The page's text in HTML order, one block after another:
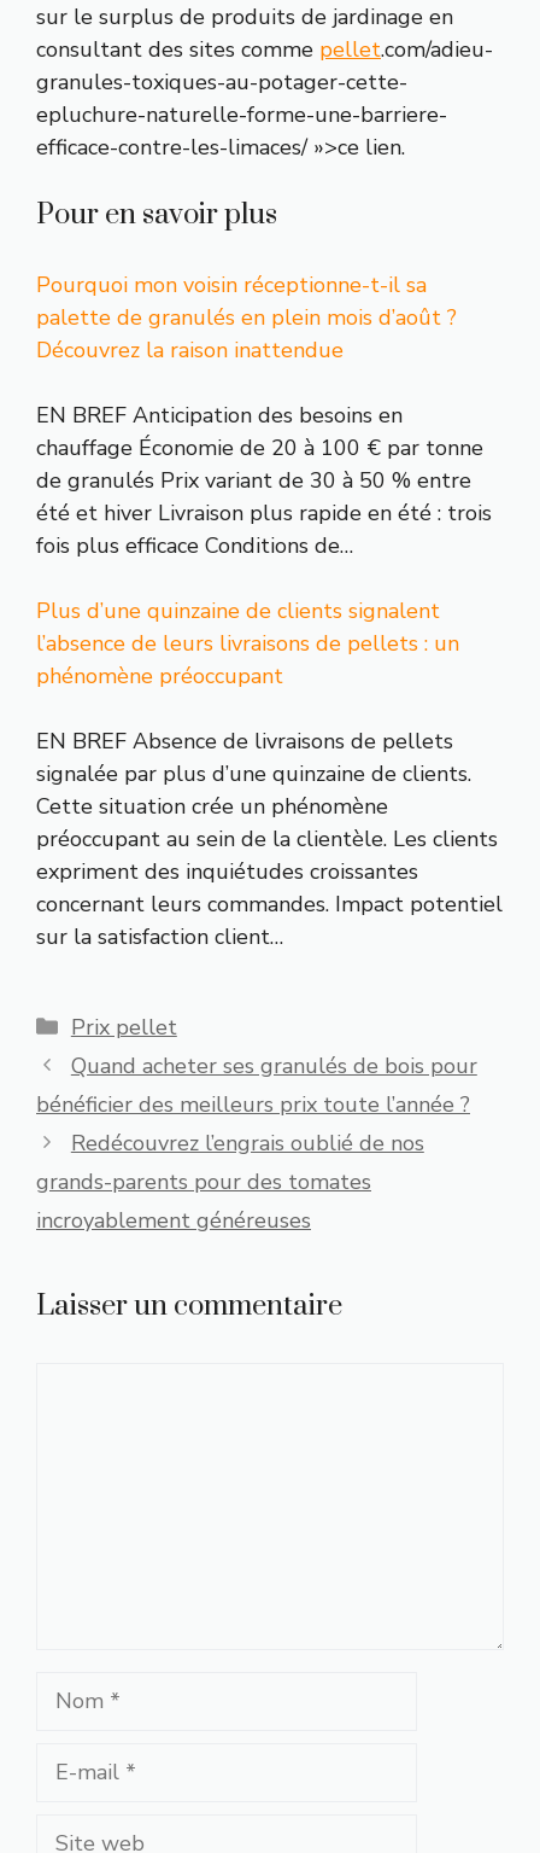
sur le surplus de produits de jardinage en
consultant des sites comme pellet.com/adieu-
granules-toxiques-au-potager-cette-
epluchure-naturelle-forme-une-barriere-
efficace-contre-les-limaces/ »>ce lien.
Pour en savoir plus
Pourquoi mon voisin réceptionne-t-il sa
palette de granulés en plein mois d’août ?
Découvrez la raison inattendue
EN BREF Anticipation des besoins en
chauffage Économie de 20 à 100 € par tonne
de granulés Prix variant de 30 à 50 % entre
été et hiver Livraison plus rapide en été : trois
fois plus efficace Conditions de…
Plus d’une quinzaine de clients signalent
l’absence de leurs livraisons de pellets : un
phénomène préoccupant
EN BREF Absence de livraisons de pellets
signalée par plus d’une quinzaine de clients.
Cette situation crée un phénomène
préoccupant au sein de la clientèle. Les clients
expriment des inquiétudes croissantes
concernant leurs commandes. Impact potentiel
sur la satisfaction client…
Catégories
Prix pellet
Quand acheter ses granulés de bois pour
bénéficier des meilleurs prix toute l’année ?
Redécouvrez l’engrais oublié de nos
grands-parents pour des tomates
incroyablement généreuses
Laisser un commentaire
Nom
Site